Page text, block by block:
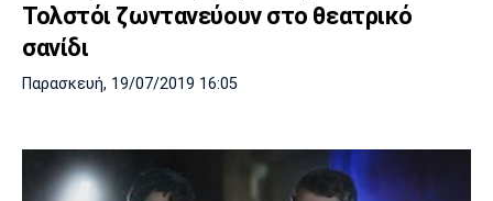
Τολστόι ζωντανεύουν στο θεατρικό
σανίδι
Παρασκευή, 19/07/2019 16:05